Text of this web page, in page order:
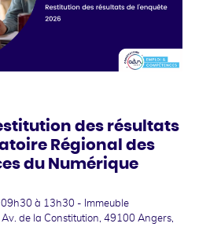
des résultats
Régional des
du Numérique
à 13h30 - Immeuble
de la Constitution, 49100 Angers,